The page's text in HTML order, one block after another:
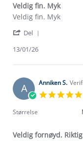
Veldig fin. Myk
Review
Malin
on
Jan
review
Veldig
Myk
Veldig fin. Myk
Del
Malin
on
13
Jan
13/01/26
A Anniken S.
Størrelse
Veldig fornøyd.